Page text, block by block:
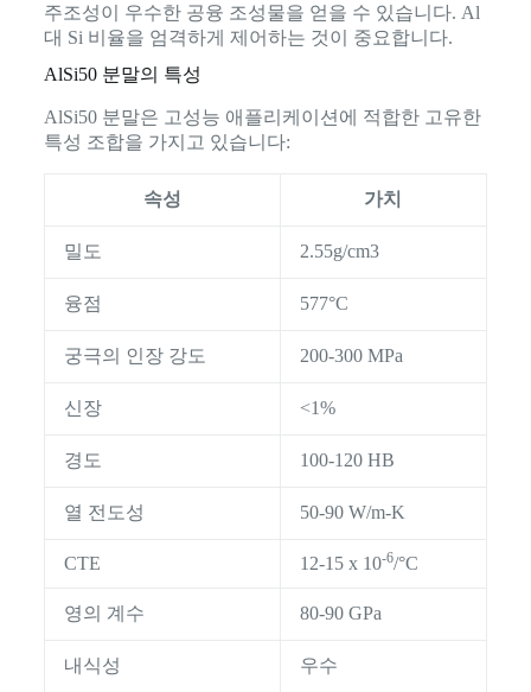
주조성이 우수한 공융 조성물을 얻을 수 있습니다. Al
대 Si 비율을 엄격하게 제어하는 것이 중요합니다.
AlSi50 분말의 특성
AlSi50 분말은 고성능 애플리케이션에 적합한 고유한
특성 조합을 가지고 있습니다:
속성 가치
밀도 2.55g/cm3
융점 577°C
궁극의 인장 강도 200-300 MPa
신장 <1%
경도 100-120 HB
열 전도성 50-90 W/m-K
CTE 12-15 x 10-6/°C
영의 계수 80-90 GPa
내식성 우수